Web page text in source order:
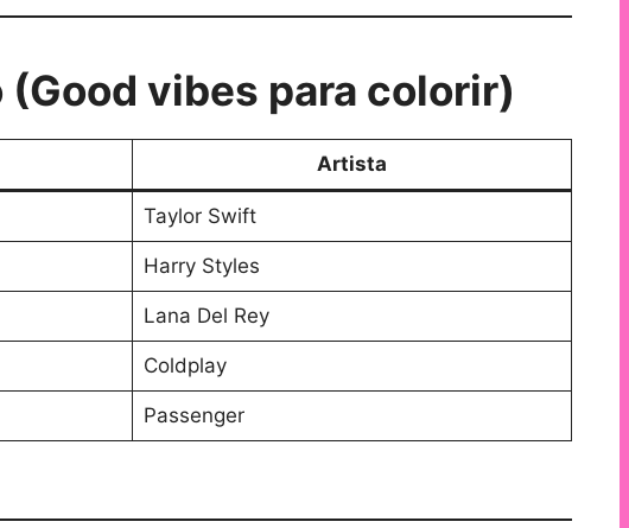
(Good vibes para colorir)
Artista
Taylor Swift
Harry Styles
Lana Del Rey
Coldplay
Passenger